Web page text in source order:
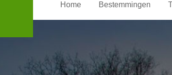
Home Bestemmingen